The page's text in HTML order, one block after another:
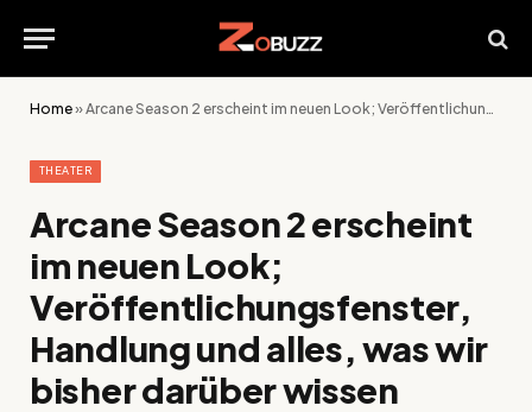
Home»Arcane Season 2 erscheint im neuen Look; Veröffentlichungsfenster, Handlung und alles, was wir bisher darüber wissen
THEATER
Arcane Season 2 erscheint
im neuen Look;
Veröffentlichungsfenster,
Handlung und alles, was wir
bisher darüber wissen